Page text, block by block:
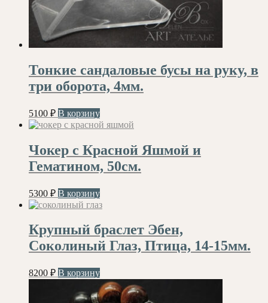
Тонкие сандаловые бусы на руку, в
три оборота, 4мм.
5100 ₽ В корзину
Чокер с Красной Яшмой и
Гематином, 50см.
5300 ₽ В корзину
Крупный браслет Эбен,
Соколиный Глаз, Птица, 14-15мм.
8200 ₽ В корзину